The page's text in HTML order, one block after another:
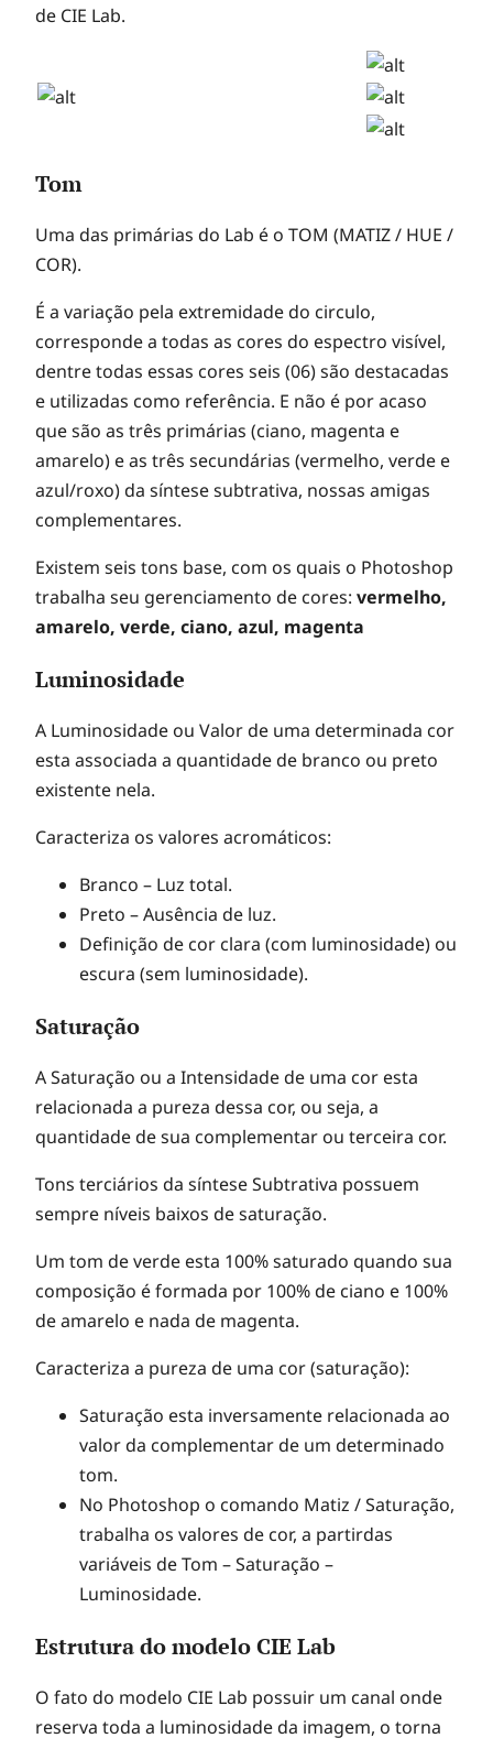
de CIE Lab.
Tom
Uma das primárias do Lab é o TOM (MATIZ / HUE /
COR).
É a variação pela extremidade do circulo,
corresponde a todas as cores do espectro visível,
dentre todas essas cores seis (06) são destacadas
e utilizadas como referência. E não é por acaso
que são as três primárias (ciano, magenta e
amarelo) e as três secundárias (vermelho, verde e
azul/roxo) da síntese subtrativa, nossas amigas
complementares.
Existem seis tons base, com os quais o Photoshop
trabalha seu gerenciamento de cores: vermelho,
amarelo, verde, ciano, azul, magenta
Luminosidade
A Luminosidade ou Valor de uma determinada cor
esta associada a quantidade de branco ou preto
existente nela.
Caracteriza os valores acromáticos:
Branco – Luz total.
Preto – Ausência de luz.
Definição de cor clara (com luminosidade) ou
escura (sem luminosidade).
Saturação
A Saturação ou a Intensidade de uma cor esta
relacionada a pureza dessa cor, ou seja, a
quantidade de sua complementar ou terceira cor.
Tons terciários da síntese Subtrativa possuem
sempre níveis baixos de saturação.
Um tom de verde esta 100% saturado quando sua
composição é formada por 100% de ciano e 100%
de amarelo e nada de magenta.
Caracteriza a pureza de uma cor (saturação):
Saturação esta inversamente relacionada ao
valor da complementar de um determinado
tom.
No Photoshop o comando Matiz / Saturação,
trabalha os valores de cor, a partirdas
variáveis de Tom – Saturação –
Luminosidade.
Estrutura do modelo CIE Lab
O fato do modelo CIE Lab possuir um canal onde
reserva toda a luminosidade da imagem, o torna